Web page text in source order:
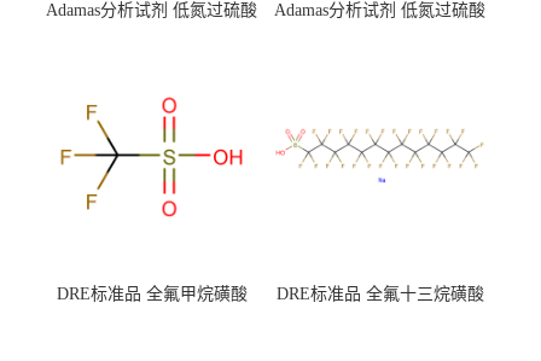
Adamas分析试剂 低氮过硫酸
（泰坦现货供应）
Adamas分析试剂 低氮过硫酸
DRE标准品 全氟甲烷磺酸
DRE标准品 全氟十三烷磺酸